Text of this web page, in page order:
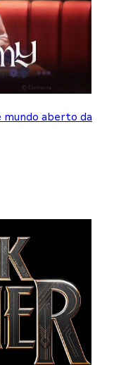
mundo aberto da